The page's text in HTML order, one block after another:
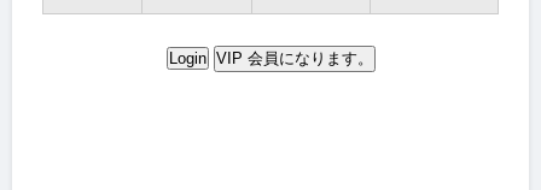
Login VIP 会員になります。